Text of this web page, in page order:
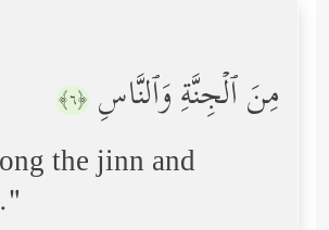
مِنَ ٱلۡجِنَّةِ وَٱلنَّاسِ ﴿٦﴾
the jinn and